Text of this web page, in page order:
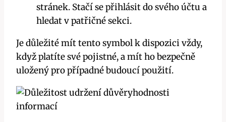
stránek. Stačí se přihlásit do svého účtu a
hledat v patřičné sekci.
Je důležité mít tento symbol k dispozici vždy,
když platíte své pojistné, a mít ho bezpečně
uložený pro případné budoucí použití.